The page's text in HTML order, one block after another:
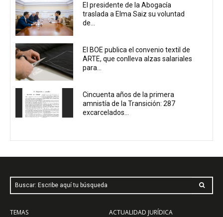
El presidente de la Abogacía
traslada a Elma Saiz su voluntad
de...
El BOE publica el convenio textil de
ARTE, que conlleva alzas salariales
para...
Cincuenta años de la primera
amnistía de la Transición: 287
excarcelados...
Buscar: Escribe aquí tu búsqueda
TEMAS
ACTUALIDAD JURÍDICA